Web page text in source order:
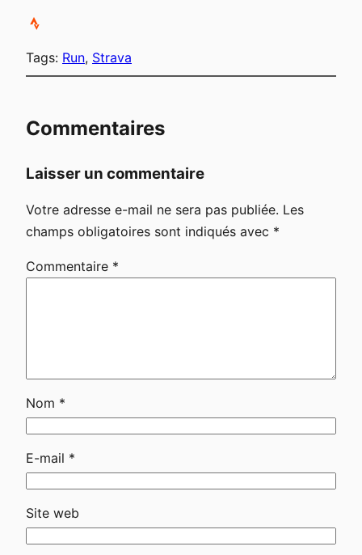
Tags: Run, Strava
Commentaires
Laisser un commentaire
Votre adresse e-mail ne sera pas publiée. Les
champs obligatoires sont indiqués avec *
Commentaire *
Nom *
E-mail *
Site web